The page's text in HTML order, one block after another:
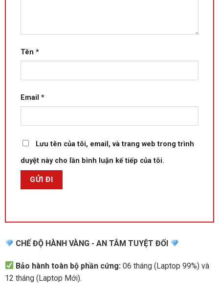
Tên *
Email *
Lưu tên của tôi, email, và trang web trong trình
duyệt này cho lần bình luận kế tiếp của tôi.
CHẾ ĐỘ HÀNH VÀNG - AN TÂM TUYỆT ĐỐI
Bảo hành toàn bộ phần cứng: 06 tháng (Laptop 99%) và
12 tháng (Laptop Mới).